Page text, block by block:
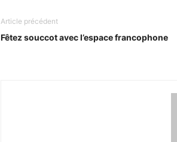
Article précédent
Fêtez souccot avec l’espace francophone